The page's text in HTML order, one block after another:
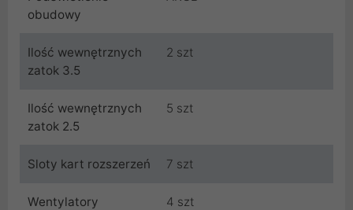
obudowy
Ilość wewnętrznych
zatok 3.5
2 szt
Ilość wewnętrznych
zatok 2.5
5 szt
Sloty kart rozszerzeń 7 szt
Wentylatory
4 szt